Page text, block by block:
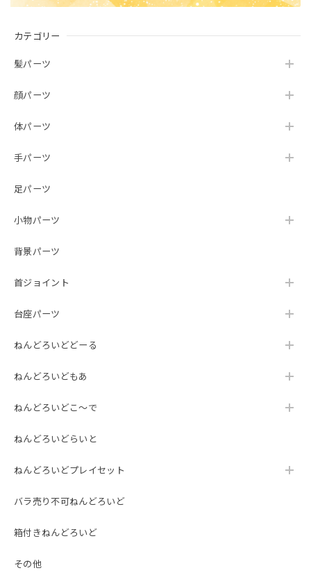
カテゴリー
髪パーツ
顔パーツ
体パーツ
手パーツ
足パーツ
小物パーツ
背景パーツ
首ジョイント
台座パーツ
ねんどろいどどーる
ねんどろいどもあ
ねんどろいどこ～で
ねんどろいどらいと
ねんどろいどプレイセット
バラ売り不可ねんどろいど
箱付きねんどろいど
その他